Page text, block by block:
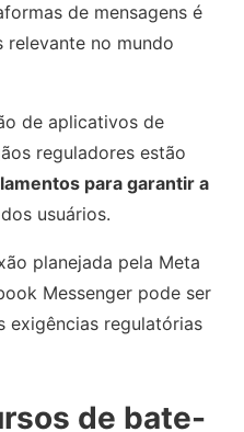
de mensagens é
relevante no mundo
de aplicativos de
reguladores estão
para garantir a
dos usuários.
planejada pela Meta
Messenger pode ser
exigências regulatórias
de bate-